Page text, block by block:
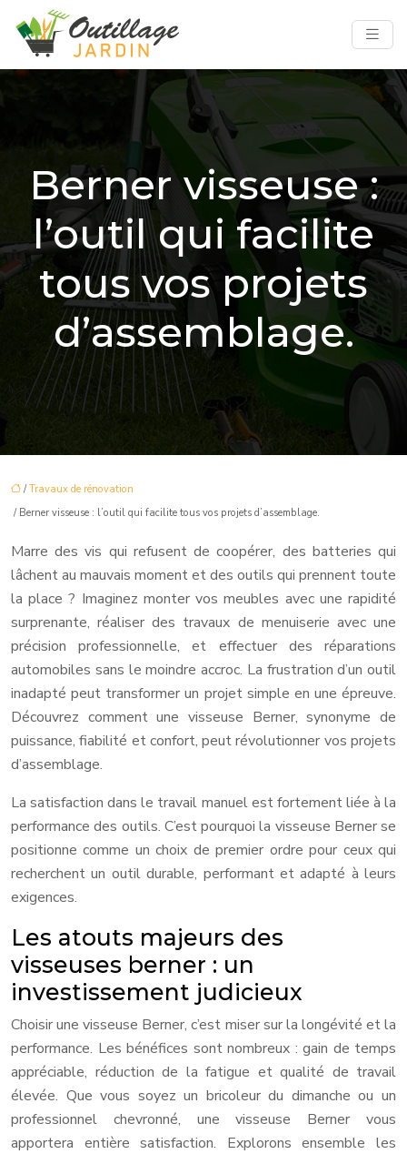
Berner visseuse :
l’outil qui facilite
tous vos projets
d’assemblage.
/Travaux de rénovation
/ Berner visseuse : l’outil qui facilite tous vos projets d’assemblage.
Marre des vis qui refusent de coopérer, des batteries qui
lâchent au mauvais moment et des outils qui prennent toute
la place ? Imaginez monter vos meubles avec une rapidité
surprenante, réaliser des travaux de menuiserie avec une
précision professionnelle, et effectuer des réparations
automobiles sans le moindre accroc. La frustration d’un outil
inadapté peut transformer un projet simple en une épreuve.
Découvrez comment une visseuse Berner, synonyme de
puissance, fiabilité et confort, peut révolutionner vos projets
d’assemblage.
La satisfaction dans le travail manuel est fortement liée à la
performance des outils. C’est pourquoi la visseuse Berner se
positionne comme un choix de premier ordre pour ceux qui
recherchent un outil durable, performant et adapté à leurs
exigences.
Les atouts majeurs des
visseuses berner : un
investissement judicieux
Choisir une visseuse Berner, c’est miser sur la longévité et la
performance. Les bénéfices sont nombreux : gain de temps
appréciable, réduction de la fatigue et qualité de travail
élevée. Que vous soyez un bricoleur du dimanche ou un
professionnel chevronné, une visseuse Berner vous
apportera entière satisfaction. Explorons ensemble les